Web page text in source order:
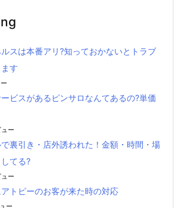
スは本番アリ?知っておかないとトラブ
す
ビスがあるピンサロなんてあるの?単価
ー
裏引き・店外誘われた！金額・時間・場
てる?
ー
トピーのお客が来た時の対応
ー